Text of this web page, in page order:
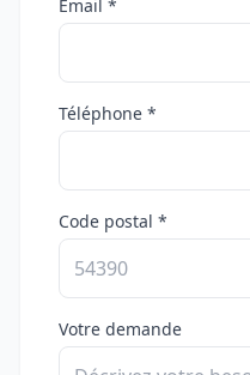
Email *
Téléphone *
Code postal *
Votre demande